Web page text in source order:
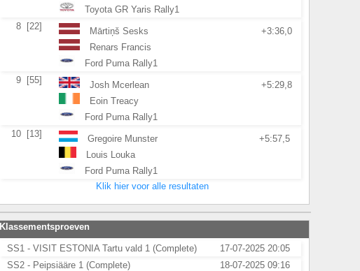
Toyota GR Yaris Rally1
8
[22] Mārtiņš Sesks
+3:36,0
Renars Francis
Ford Puma Rally1
9
[55] Josh Mcerlean
+5:29,8
Eoin Treacy
Ford Puma Rally1
10
[13] Gregoire Munster
+5:57,5
Louis Louka
Ford Puma Rally1
Klik hier voor alle resultaten
Klassementsproeven
SS1 - VISIT ESTONIA Tartu vald 1 (Complete)
17-07-2025 20:05
SS2 - Peipsiääre 1 (Complete)
18-07-2025 09:16